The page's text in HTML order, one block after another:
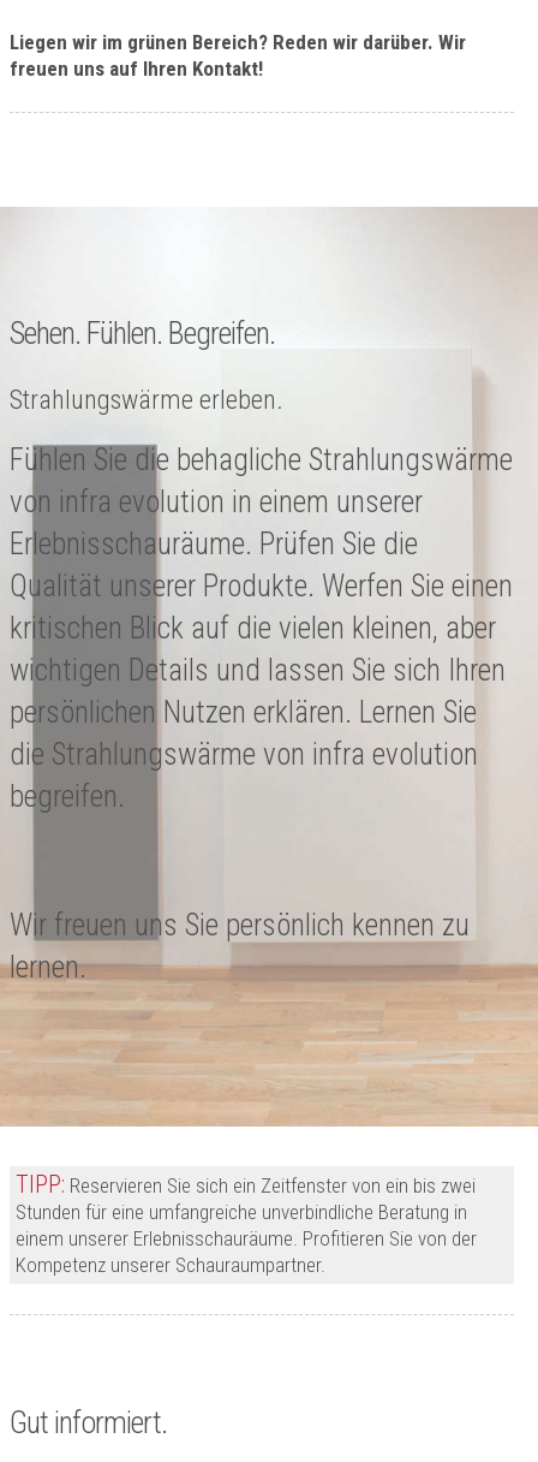
Liegen wir im grünen Bereich? Reden wir darüber. Wir
freuen uns auf Ihren Kontakt!
Sehen. Fühlen. Begreifen.
Strahlungswärme erleben.
Fühlen Sie die behagliche Strahlungswärme
von infra evolution in einem unserer
Erlebnisschauräume. Prüfen Sie die
Qualität unserer Produkte. Werfen Sie einen
kritischen Blick auf die vielen kleinen, aber
wichtigen Details und lassen Sie sich Ihren
persönlichen Nutzen erklären. Lernen Sie
die Strahlungswärme von infra evolution
begreifen.
Wir freuen uns Sie persönlich kennen zu
lernen.
TIPP: Reservieren Sie sich ein Zeitfenster von ein bis zwei
Stunden für eine umfangreiche unverbindliche Beratung in
einem unserer Erlebnisschauräume. Profitieren Sie von der
Kompetenz unserer Schauraumpartner.
Gut informiert.